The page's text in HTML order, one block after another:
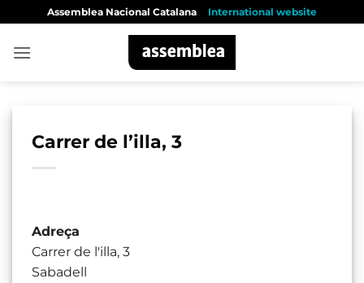
content
Assemblea Nacional Catalana International website
Carrer de l’illa, 3
Adreça
Carrer de l'illa, 3
Sabadell